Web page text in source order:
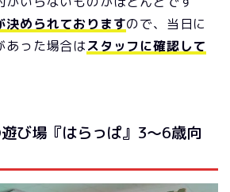
決められておりますので、当日に
あった場合はスタッフに確認して
び場『はらっぱ』3～6歳向